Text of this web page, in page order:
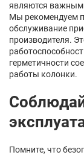
являются
Мы рекомендуем
обслуживание
производителя.
герметичности
работы колонки.
Помните, что